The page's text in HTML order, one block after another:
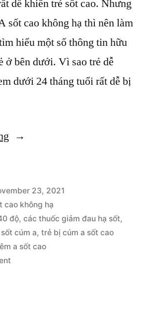
dễ khiến trẻ sốt cao. Nhưng
sốt cao không hạ thì nên làm
hiểu một số thông tin hữu
ở bên dưới. Vì sao trẻ dễ
dưới 24 tháng tuổi rất dễ bị
“Trẻ
A
Sốt
Cao
Không
23, 2021
cao không hạ
độ, các thuốc giảm đau hạ sốt,
sốt cúm a, trẻ bị cúm a sốt cao
a sốt cao
on